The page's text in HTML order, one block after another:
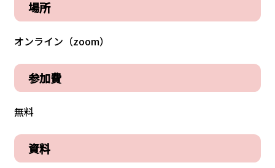
場所
オンライン（zoom）
参加費
無料
資料